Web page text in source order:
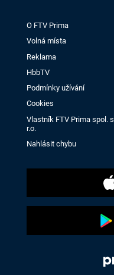
O FTV Prima
Volná místa
Reklama
HbbTV
Podmínky užívání
Cookies
Vlastník FTV Prima spol. s
r.o.
Nahlásit chybu